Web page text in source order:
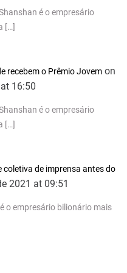
é o empresário
[…]
recebem o Prêmio Jovem on
16:50
é o empresário
[…]
de imprensa antes do
2021 at 09:51
o empresário bilionário mais